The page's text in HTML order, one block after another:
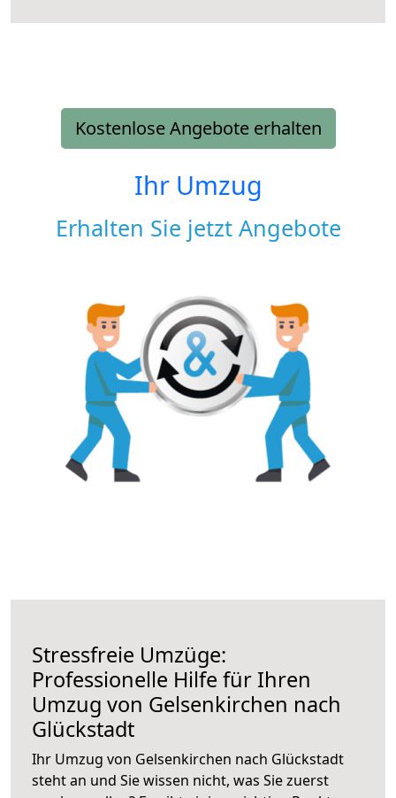
Kostenlose Angebote erhalten
Ihr Umzug
Erhalten Sie jetzt Angebote
Stressfreie Umzüge:
Professionelle Hilfe für Ihren
Umzug von Gelsenkirchen nach
Glückstadt
Ihr Umzug von Gelsenkirchen nach Glückstadt
steht an und Sie wissen nicht, was Sie zuerst